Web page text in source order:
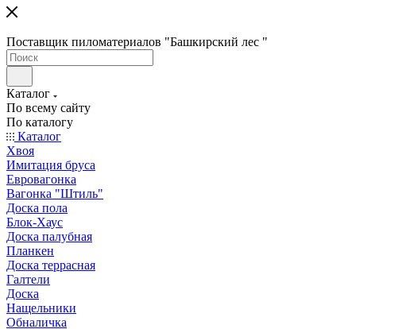
Поставщик пиломатериалов "Башкирский лес "
Каталог
По всему сайту
По каталогу
Каталог
Хвоя
Имитация бруса
Евровагонка
Вагонка "Штиль"
Доска пола
Блок-Хаус
Доска палубная
Планкен
Доска террасная
Галтели
Доска
Нащельники
Обналичка